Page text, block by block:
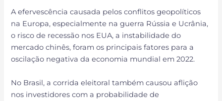
A efervescência causada pelos conflitos geopolíticos
na Europa, especialmente na guerra Rússia e Ucrânia,
o risco de recessão nos EUA, a instabilidade do
mercado chinês, foram os principais fatores para a
oscilação negativa da economia mundial em 2022.
No Brasil, a corrida eleitoral também causou aflição
nos investidores com a probabilidade de